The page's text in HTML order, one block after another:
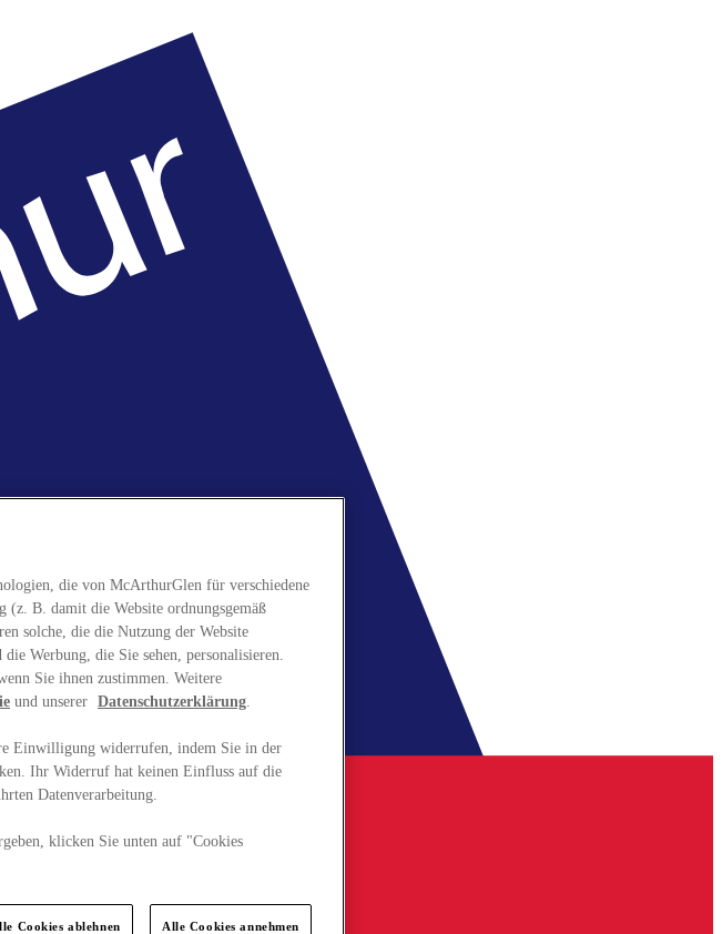
die von McArthurGlen für verschiedene
(z. B. damit die Website ordnungsgemäß
solche, die die Nutzung der Website
Werbung, die Sie sehen, personalisieren.
Sie ihnen zustimmen. Weitere
und unserer Datenschutzerklärung.
Einwilligung widerrufen, indem Sie in der
Ihr Widerruf hat keinen Einfluss auf die
Datenverarbeitung.
klicken Sie unten auf "Cookies
Cookies ablehnen Alle Cookies annehmen